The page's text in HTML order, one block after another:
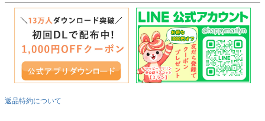
返品特約について